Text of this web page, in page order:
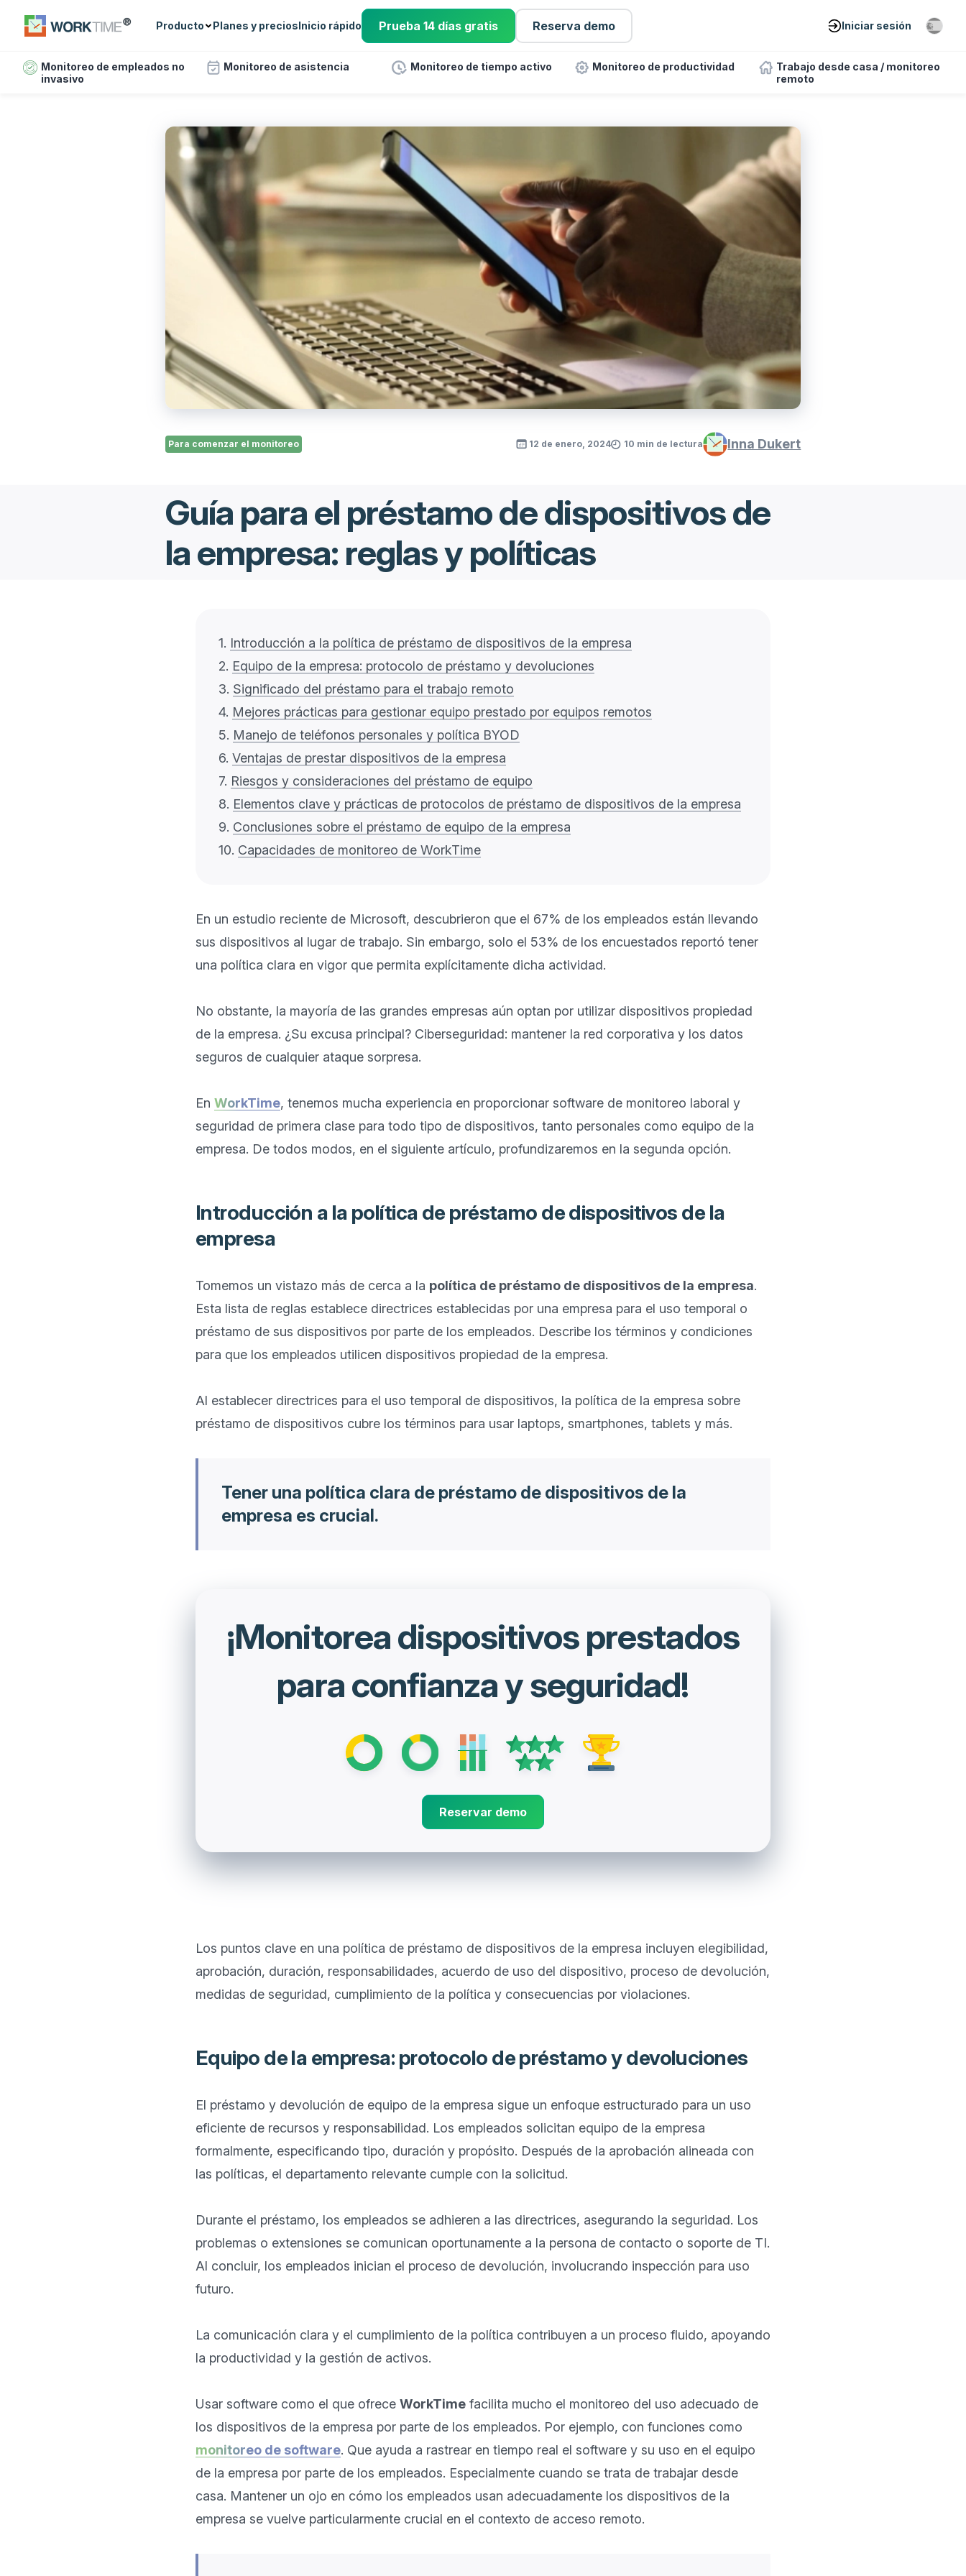
Producto Planes y preciosInicio rápido Prueba 14 días gratis Reserva demo Iniciar sesión
Monitoreo de empleados no
invasivo
Monitoreo de asistencia Monitoreo de tiempo activo Monitoreo de productividad
Trabajo desde casa / monitoreo
remoto
Para comenzar el monitoreo 12 de enero, 2024 10 min de lectura Inna Dukert
Guía para el préstamo de dispositivos de
la empresa: reglas y políticas
1. Introducción a la política de préstamo de dispositivos de la empresa
2. Equipo de la empresa: protocolo de préstamo y devoluciones
3. Significado del préstamo para el trabajo remoto
4. Mejores prácticas para gestionar equipo prestado por equipos remotos
5. Manejo de teléfonos personales y política BYOD
6. Ventajas de prestar dispositivos de la empresa
7. Riesgos y consideraciones del préstamo de equipo
8. Elementos clave y prácticas de protocolos de préstamo de dispositivos de la empresa
9. Conclusiones sobre el préstamo de equipo de la empresa
10. Capacidades de monitoreo de WorkTime
En un estudio reciente de Microsoft, descubrieron que el 67% de los empleados están llevando
sus dispositivos al lugar de trabajo. Sin embargo, solo el 53% de los encuestados reportó tener
una política clara en vigor que permita explícitamente dicha actividad.
No obstante, la mayoría de las grandes empresas aún optan por utilizar dispositivos propiedad
de la empresa. ¿Su excusa principal? Ciberseguridad: mantener la red corporativa y los datos
seguros de cualquier ataque sorpresa.
En WorkTime, tenemos mucha experiencia en proporcionar software de monitoreo laboral y
seguridad de primera clase para todo tipo de dispositivos, tanto personales como equipo de la
Introducción a la política de préstamo de dispositivos de la
empresa
Tomemos un vistazo más de cerca a la política de préstamo de dispositivos de la empresa.
Esta lista de reglas establece directrices establecidas por una empresa para el uso temporal o
préstamo de sus dispositivos por parte de los empleados. Describe los términos y condiciones
para que los empleados utilicen dispositivos propiedad de la empresa.
Al establecer directrices para el uso temporal de dispositivos, la política de la empresa sobre
Tener una política clara de préstamo de dispositivos de la
empresa es crucial.
¡Monitorea dispositivos prestados
para confianza y seguridad!
Reservar demo
Los puntos clave en una política de préstamo de dispositivos de la empresa incluyen elegibilidad,
aprobación, duración, responsabilidades, acuerdo de uso del dispositivo, proceso de devolución,
Equipo de la empresa: protocolo de préstamo y devoluciones
El préstamo y devolución de equipo de la empresa sigue un enfoque estructurado para un uso
eficiente de recursos y responsabilidad. Los empleados solicitan equipo de la empresa
formalmente, especificando tipo, duración y propósito. Después de la aprobación alineada con
las políticas, el departamento relevante cumple con la solicitud.
Durante el préstamo, los empleados se adhieren a las directrices, asegurando la seguridad. Los
problemas o extensiones se comunican oportunamente a la persona de contacto o soporte de TI.
Al concluir, los empleados inician el proceso de devolución, involucrando inspección para uso
futuro.
La comunicación clara y el cumplimiento de la política contribuyen a un proceso fluido, apoyando
la productividad y la gestión de activos.
Usar software como el que ofrece WorkTime facilita mucho el monitoreo del uso adecuado de
monitoreo de software. Que ayuda a rastrear en tiempo real el software y su uso en el equipo
de la empresa por parte de los empleados. Especialmente cuando se trata de trabajar desde
casa. Mantener un ojo en cómo los empleados usan adecuadamente los dispositivos de la